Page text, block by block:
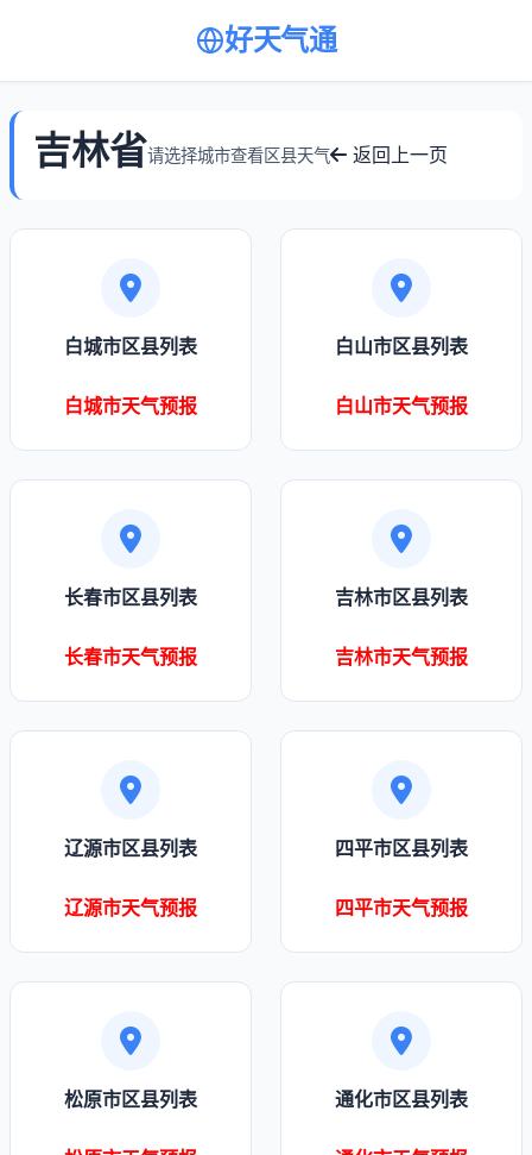
好天气通
吉林省请选择城市查看区县天气 返回上一页
白城市区县列表
白城市天气预报
白山市区县列表
白山市天气预报
长春市区县列表
长春市天气预报
吉林市区县列表
吉林市天气预报
辽源市区县列表
辽源市天气预报
四平市区县列表
四平市天气预报
松原市区县列表 通化市区县列表